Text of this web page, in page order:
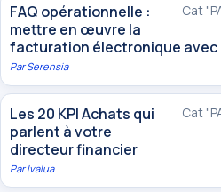
Cat
FAQ opérationnelle :
mettre en œuvre la
facturation électronique avec
ParSerensia
Cat
Les 20 KPI Achats qui
parlent à votre
directeur financier
ParIvalua